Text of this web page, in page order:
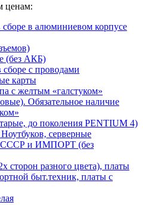
ценам:
в алюминиевом корпусе
(без АКБ)
с проводами
карты
с желтым «галстуком»
Обязательное наличие
до поколения PENTIUM 4)
серверные
СССР и ИМПОРТ (без
сторон разного цвета), платы
быт.техник, платы с